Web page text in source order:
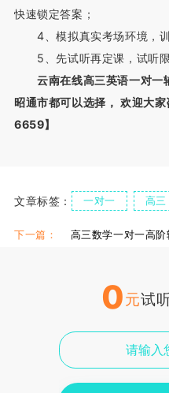
快速锁定答案；
4、模拟真实考场环境，训
5、先试听再定课，试听
云南在线高三英语一对一
昭通市都可以选择， 欢迎大
6659】
文章标签： 一对一 高三
下一篇： 高三数学一对一高
0元试